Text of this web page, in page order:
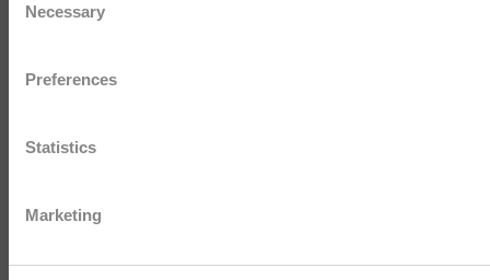
Selection
Necessary
Preferences
Statistics
Marketing